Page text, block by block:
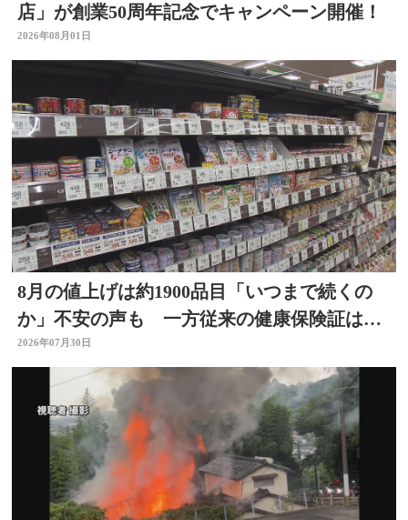
店」が創業50周年記念でキャンペーン開催！
2026年08月01日
8月の値上げは約1900品目「いつまで続くの
か」不安の声も 一方従来の健康保険証は使
用不可に
2026年07月30日